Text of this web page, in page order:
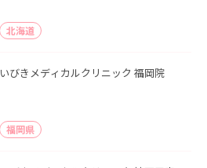
北海道
いびきメディカルクリニック 福岡院
福岡県